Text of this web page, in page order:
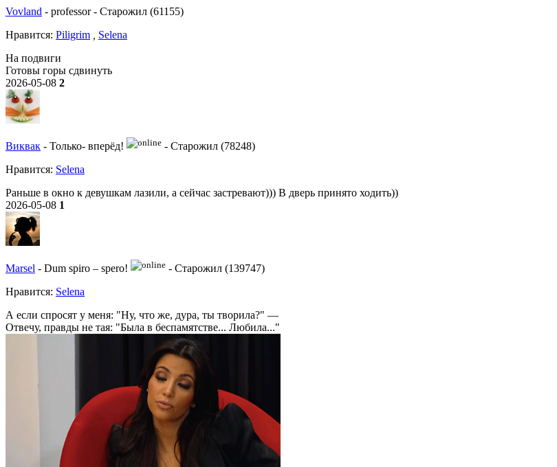
Vovland - professor - Старожил (61155)
Нравитcя: Piligrim
Selena
На подвиги
Готовы горы сдвинуть
2026-05-08 2
Виквак - Только- вперёд! - Старожил (78248)
Нравитcя: Selena
Раньше в окно к девушкам лазили, а сейчас застревают))) В дверь принято ходить))
2026-05-08 1
Marsel - Dum spiro – spero! - Старожил (139747)
Нравитcя: Selena
А если спросят у меня: "Ну, что же, дура, ты творила?" —
Отвечу, правды не тая: "Была в беспамятстве... Любила..."